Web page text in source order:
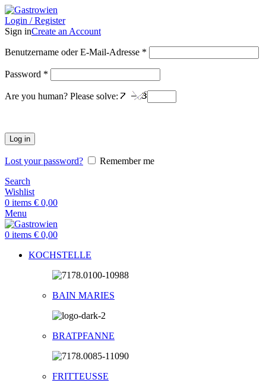
Login / Register
Sign inCreate an Account
Benutzername oder E-Mail-Adresse *
Password *
Are you human? Please solve:
Log in
Lost your password?
Remember me
Search
Wishlist
0 items € 0,00
Menu
0 items € 0,00
KOCHSTELLE
BAIN MARIES
BRATPFANNE
FRITTEUSSE